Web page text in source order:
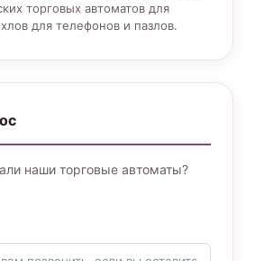
торговых автоматов для
для телефонов и пазлов.
наши торговые автоматы?